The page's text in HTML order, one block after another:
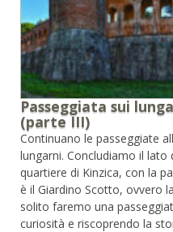
Passeggiata sui
(parte III)
Continuano le passeggiate
lungarni. Concludiamo il lato
quartiere di Kinzica, con la
è il Giardino Scotto, ovvero
solito faremo una
curiosità e riscoprendo la